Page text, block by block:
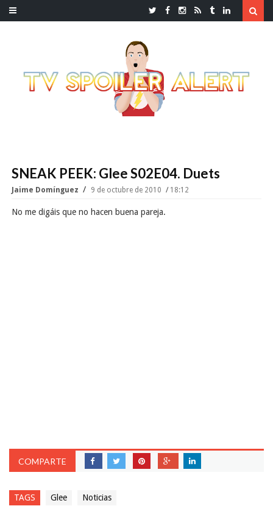
SNEAK PEEK: Glee S02E04. Duets
Jaime Domínguez 9 de octubre de 2010 18:12
No me digáis que no hacen buena pareja.
COMPARTE
TAGS Glee Noticias